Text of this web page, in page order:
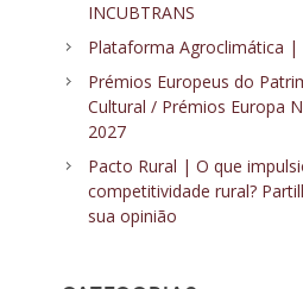
INCUBTRANS
Plataforma Agroclimática |
Prémios Europeus do
Cultural / Prémios Europa
2027
Pacto Rural | O que
competitividade rural?
sua opinião